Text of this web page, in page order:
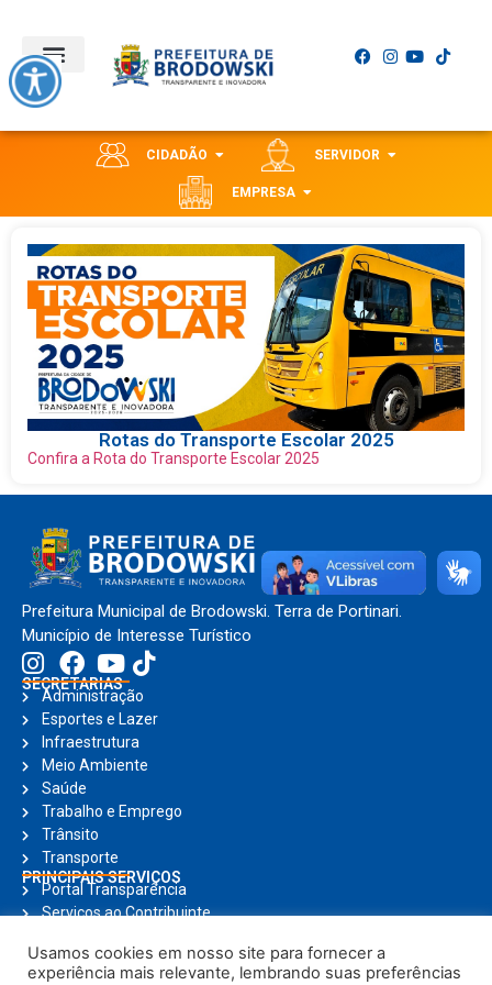
CIDADÃO SERVIDOR
EMPRESA
Rotas do Transporte Escolar 2025
Confira a Rota do Transporte Escolar 2025
Prefeitura Municipal de Brodowski. Terra de Portinari.
Município de Interesse Turístico
SECRETARIAS
Administração
Esportes e Lazer
Infraestrutura
Meio Ambiente
Saúde
Trabalho e Emprego
Trânsito
Transporte
PRINCIPAIS SERVIÇOS
Portal Transparência
Serviços ao Contribuinte
Ouvidoria
Usamos cookies em nosso site para fornecer a
experiência mais relevante, lembrando suas preferências